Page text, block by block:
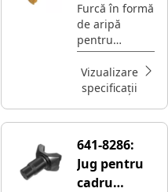
Furcă în formă
de aripă
pentru
utilizare la
autogredere
Cat® 8.5C
Vizualizare
specificații
641-8286:
Jug pentru
cadru